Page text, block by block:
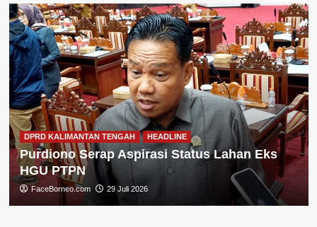
DPRD KALIMANTAN TENGAH HEADLINE
Purdiono Serap Aspirasi Status Lahan Eks
HGU PTPN
FaceBorneo.com 29 Juli 2026